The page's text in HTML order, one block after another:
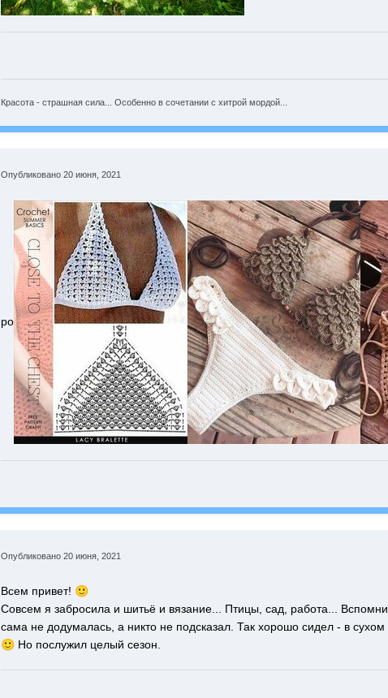
Красота - страшная сила... Особенно в сочетании с хитрой мордой...
Опубликовано 20 июня, 2021
ро
Опубликовано 20 июня, 2021
Всем привет! 🙂
Совсем я забросила и шитьё и вязание... Птицы, сад, работа...
сама не додумалась, а никто не подсказал. Так хорошо сидел - в
🙂Но послужил целый сезон.